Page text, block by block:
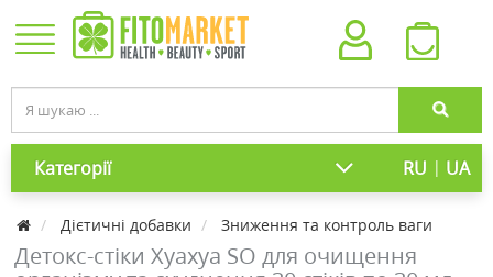
Категорії RU | UA
Дієтичні добавки Зниження та контроль ваги
Детокс-стіки Хуахуа SO для очищення